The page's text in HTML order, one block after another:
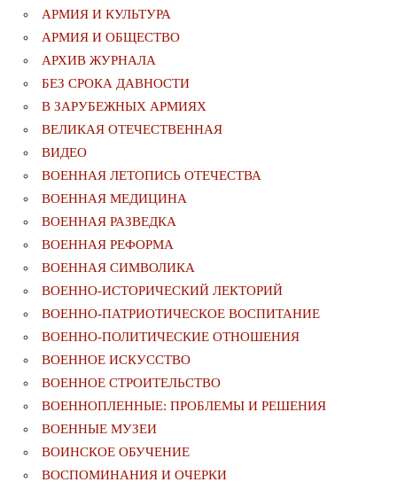
АРМИЯ И КУЛЬТУРА
АРМИЯ И ОБЩЕСТВО
АРХИВ ЖУРНАЛА
БЕЗ СРОКА ДАВНОСТИ
В ЗАРУБЕЖНЫХ АРМИЯХ
ВЕЛИКАЯ ОТЕЧЕСТВЕННАЯ
ВИДЕО
ВОЕННАЯ ЛЕТОПИСЬ ОТЕЧЕСТВА
ВОЕННАЯ МЕДИЦИНА
ВОЕННАЯ РАЗВЕДКА
ВОЕННАЯ РЕФОРМА
ВОЕННАЯ СИМВОЛИКА
ВОЕННО-ИСТОРИЧЕСКИЙ ЛЕКТОРИЙ
ВОЕННО-ПАТРИОТИЧЕСКОЕ ВОСПИТАНИЕ
ВОЕННО-ПОЛИТИЧЕСКИE ОТНОШЕНИЯ
ВОЕННОЕ ИСКУССТВО
ВОЕННОЕ СТРОИТЕЛЬСТВО
ВОЕННОПЛЕННЫЕ: ПРОБЛЕМЫ И РЕШЕНИЯ
ВОЕННЫЕ МУЗЕИ
ВОИНСКОЕ ОБУЧЕНИЕ
ВОСПОМИНАНИЯ И ОЧЕРКИ